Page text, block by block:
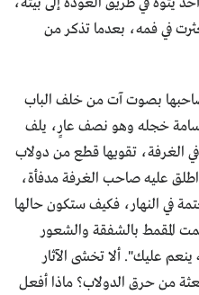
في فمه، بعدما تذكر من
صاحبها بصوت آت من خلف الباب
خجله وهو نصف عارٍ، يلف
الغرفة، تقويها قطع من دولاب
اطلق عليه صاحب الغرفة مدفأة،
في النهار، فكيف ستكون حالها
المقمط بالشفقة والشعور
عليك". ألا تخشى الآثار
من حرق الدولاب؟ ماذا أفعل